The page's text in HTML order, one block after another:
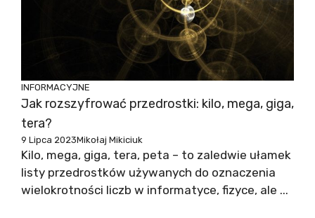
INFORMACYJNE
Jak rozszyfrować przedrostki: kilo, mega, giga,
tera?
9 Lipca 2023Mikołaj Mikiciuk
Kilo, mega, giga, tera, peta – to zaledwie ułamek
listy przedrostków używanych do oznaczenia
wielokrotności liczb w informatyce, fizyce, ale ...